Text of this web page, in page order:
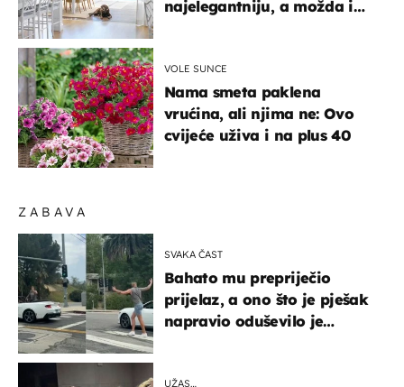
ZABAVA
SVAKA ČAST
Bahato mu prepriječio
prijelaz, a ono što je pješak
napravio oduševilo je
UŽAS…
najelegantniju, a možda i
VOLE SUNCE
Nama smeta paklena
vrućina, ali njima ne: Ovo
cvijeće uživa i na plus 40